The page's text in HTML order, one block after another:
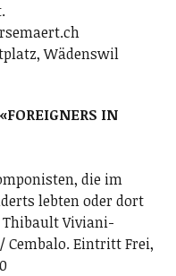
Wädenswil
IN
die im
lebten oder dort
Viviani-
Cembalo. Eintritt Frei,